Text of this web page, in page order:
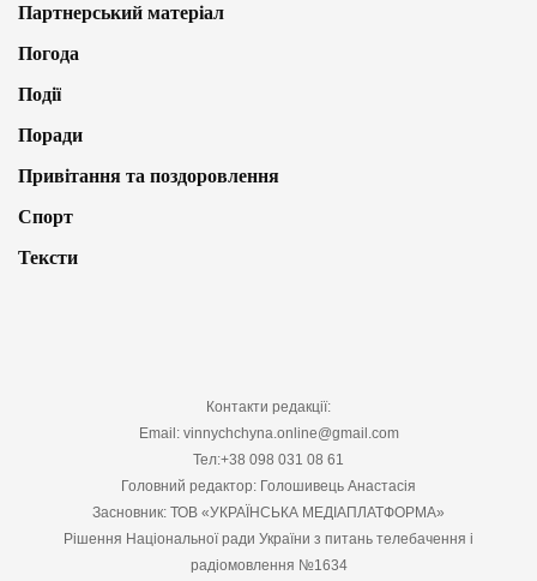
Партнерський матеріал
Погода
Події
Поради
Привітання та поздоровлення
Спорт
Тексти
Контакти редакції:
Email: vinnychchyna.online@gmail.com
Тел:+38 098 031 08 61
Головний редактор: Голошивець Анастасія
Засновник: ТОВ «УКРАЇНСЬКА МЕДІАПЛАТФОРМА»
Рішення Національної ради України з питань телебачення і
радіомовлення №1634